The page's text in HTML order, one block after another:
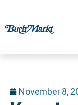
November 8,